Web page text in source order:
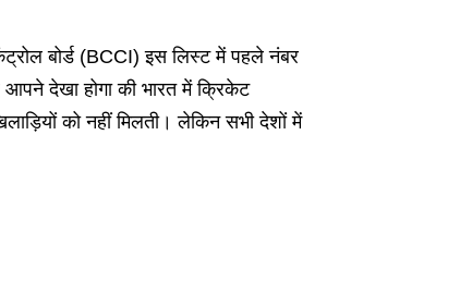
बोर्ड (BCCI) इस लिस्ट में पहले नंबर
देखा होगा की भारत में क्रिकेट
को नहीं मिलती। लेकिन सभी देशों में